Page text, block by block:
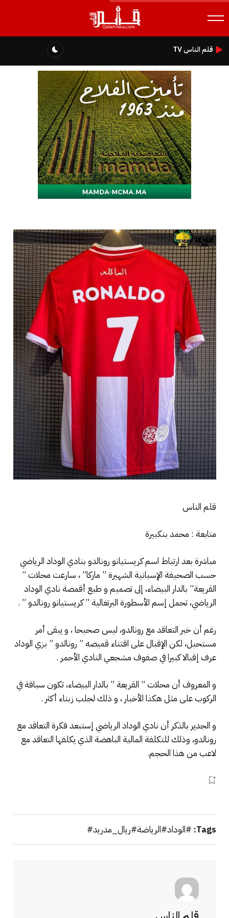
قلم الناس TV
قلم الناس
متابعة : محمد بنكبيرة
مباشرة بعد ارتباط اسم كريستيانو رونالدو بنادي الوداد الرياضي
حسب الصحيفة الإسبانية الشهيرة ” ماركا” ، سارعت محلات ”
القريعة” بالدار البيضاء، إلى تصميم و طبع أقمصة نادي الوداد
الرياضي، تحمل إسم الأسطورة البرتغالية ” كريستيانو رونالدو ” .
رغم أن خبر التعاقد مع رونالدو، ليس صحيحا ، و يبقى أمر
مستحيل، لكن الإقبال على اقتناء قميصه ” رونالدو ” بزي الوداد
عرف إقبالا كبيرا في صفوف مشجعي النادي الأحمر .
و المعروف أن محلات ” القريعة ” بالدار البيضاء، تكون سباقة في
الركوب على مثل هكذا الأخبار ، و ذلك لجلب زبناء أكثر .
و الجدير بالذكر أن نادي الوداد الرياضي إستبعد فكرة التعاقد مع
رونالدو، وذلك للتكلفة المالية الباهضة الذي يكلفها التعاقد مع
لاعب من هذا الحجم.
Tags: #الوداد#الرياضة#ريال_مدريد#